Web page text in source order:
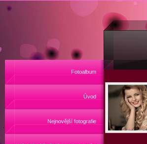
Fotoalbum
Úvod
Nejnovější fotografie